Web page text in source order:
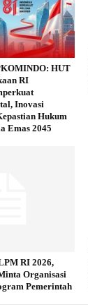
HUT
RI
Inovasi
Hukum
Emas 2045
RI 2026,
Organisasi
Pemerintah